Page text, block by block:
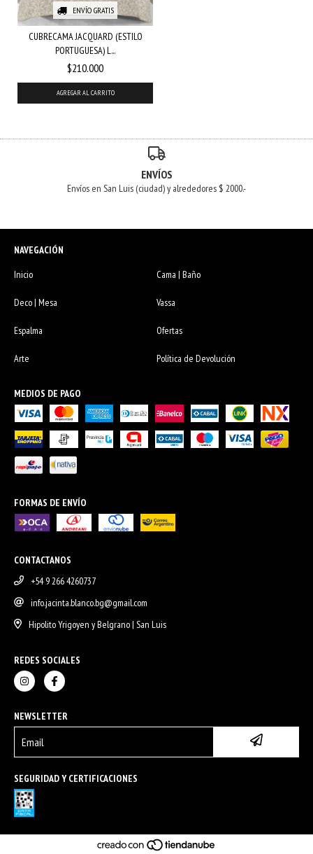
ENVÍO GRATIS
CUBRECAMA JACQUARD (ESTILO
PORTUGUESA) L...
$210.000
AGREGAR AL CARRITO
ENVÍOS
Envíos en San Luis (ciudad) y alrededores $ 2000.-
NAVEGACIÓN
Inicio
Cama | Baño
Deco | Mesa Vassa
Espalma Ofertas
Arte Política de Devolución
MEDIOS DE PAGO
FORMAS DE ENVÍO
CONTACTANOS
+54 9 266 4260737
info.jacinta.blanco.bg@gmail.com
Hipolito Yrigoyen y Belgrano | San Luis
REDES SOCIALES
NEWSLETTER
SEGURIDAD Y CERTIFICACIONES